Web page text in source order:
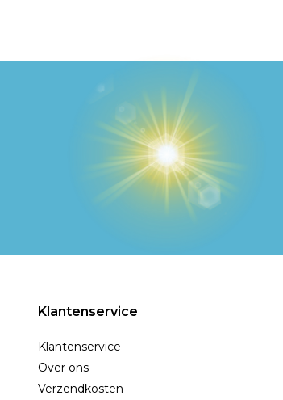
Klantenservice
Klantenservice
Over ons
Verzendkosten